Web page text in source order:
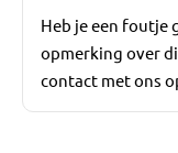
Heb je een foutje
opmerking over
contact met ons